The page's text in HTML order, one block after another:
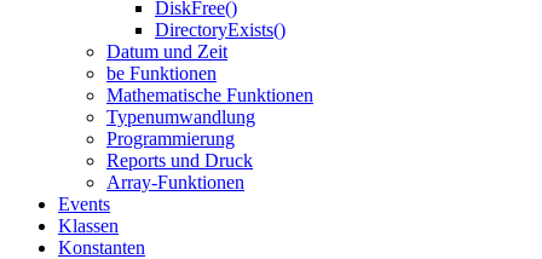
DiskFree()
DirectoryExists()
Datum und Zeit
be Funktionen
Mathematische Funktionen
Typenumwandlung
Programmierung
Reports und Druck
Array-Funktionen
Events
Klassen
Konstanten